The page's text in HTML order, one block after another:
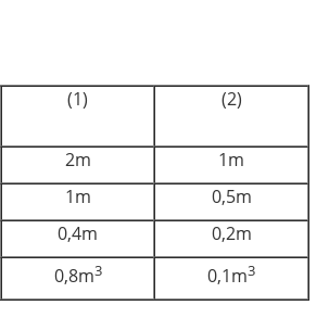
(1) (2)
2m
1m
1m
0,5m
0,4m
0,2m
0,8m3 0,1m3